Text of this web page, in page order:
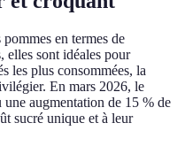
en termes de
elles sont idéales pour
les plus consommées, la
En mars 2026, le
une augmentation de 15 % de
sucré unique et à leur